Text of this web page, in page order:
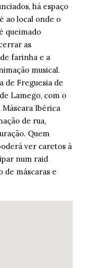
há espaço
ao local onde o
queimado
as
farinha e a
musical.
de Freguesia de
Lamego, com o
Ibérica
de rua,
Quem
ver caretos à
num raid
máscaras e